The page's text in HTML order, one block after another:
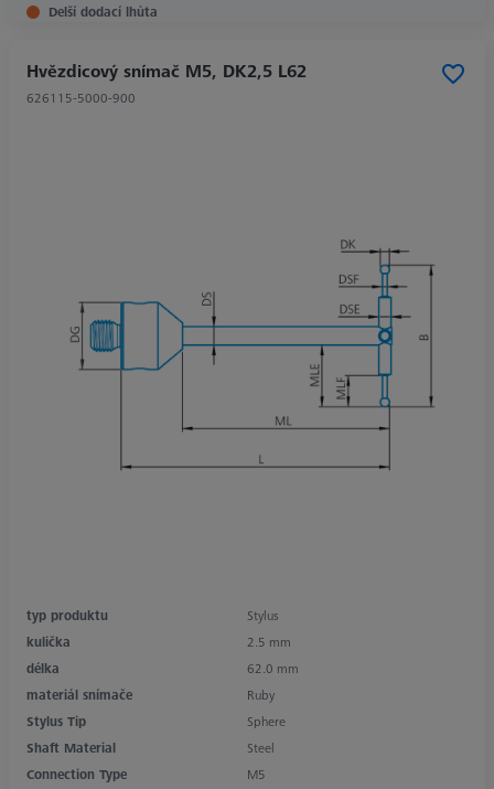
Delší dodací lhůta
Hvězdicový snímač M5, DK2,5 L62
626115-5000-900
typ produktu
Stylus
kulička
2.5 mm
délka
62.0 mm
materiál snímače
Ruby
Stylus Tip
Sphere
Shaft Material
Steel
Connection Type
M5